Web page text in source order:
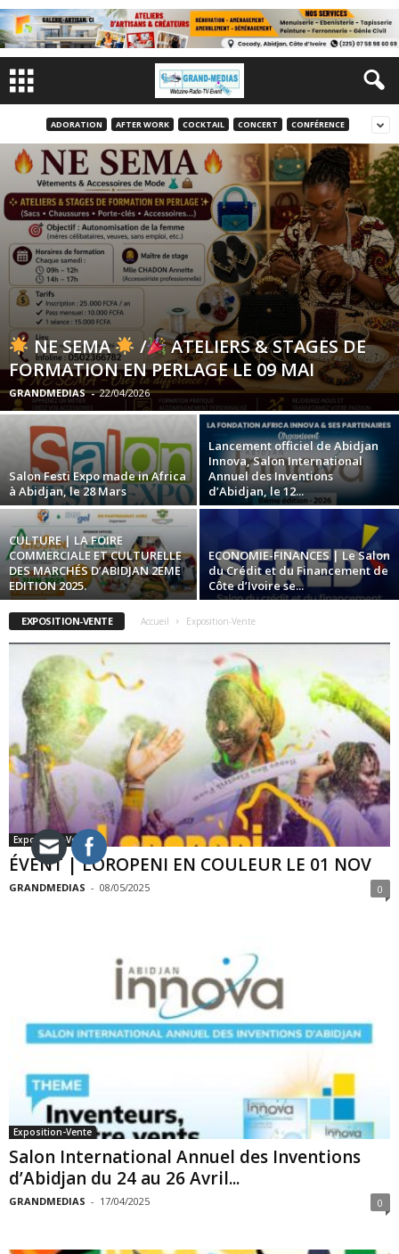
ADORATION AFTER WORK COCKTAIL CONCERT CONFÉRENCE
NE SEMA /
ATELIERS & STAGES DE
FORMATION EN PERLAGE LE 09 MAI
GRANDMEDIAS - 22/04/2026
Salon Festi Expo made in Africa
à Abidjan, le 28 Mars
Lancement officiel de Abidjan
Innova, Salon International
Annuel des Inventions
d’Abidjan, le 12...
CULTURE | LA FOIRE
COMMERCIALE ET CULTURELLE
DES MARCHÉS D’ABIDJAN 2EME
EDITION 2025.
ECONOMIE-FINANCES | Le Salon
du Crédit et du Financement de
Côte d’Ivoire se...
EXPOSITION-VENTE Accueil Exposition-Vente
Exposition-Vente
ÉVENT | LOROPENI EN COULEUR LE 01 NOV
GRANDMEDIAS - 08/05/2025 0
Exposition-Vente
Salon International Annuel des Inventions
d’Abidjan du 24 au 26 Avril...
GRANDMEDIAS - 17/04/2025 0